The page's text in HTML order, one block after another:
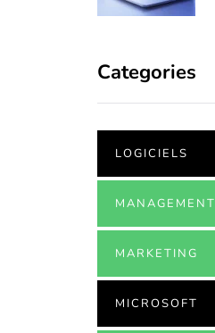
Categories
LOGICIELS
MANAGEMENT
MARKETING
MICROSOFT